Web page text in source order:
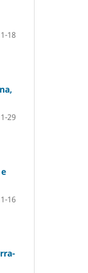
1-18
1-29
1-16